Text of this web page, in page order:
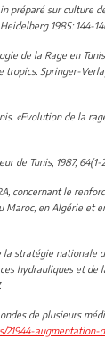
préparé sur culture
1985: 144-
de la Rage en
tropics. Springer-
«Evolution de la
de Tunis, 1987, 64(1-
concernant le
Maroc, en Algérie et
la stratégie nationale
hydrauliques et de
de plusieurs
21944-